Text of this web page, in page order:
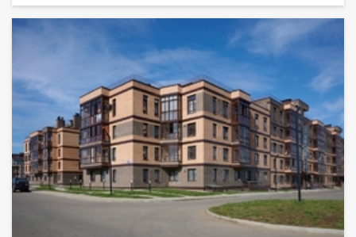
Все квартиры свободной планировки, в получистовой
отделке. ? Каждому покупателю дизайн – проект в подарок!
Весь ЖК уже сдан! ☎️ 733-333. ДомСтрой